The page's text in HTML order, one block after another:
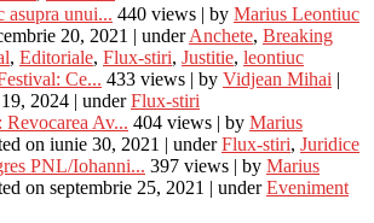
asupra unui... 440 views | by Marius Leontiuc
20, 2021 | underAnchete, Breaking
, Editoriale, Flux-stiri, Justitie, leontiuc
Ce... 433 views | by Vidjean Mihai |
2024 | underFlux-stiri
Av... 404 views | by Marius
on iunie 30, 2021 | underFlux-stiri, Juridice
PNL/Iohanni... 397 views | by Marius
on septembrie 25, 2021 | underEveniment